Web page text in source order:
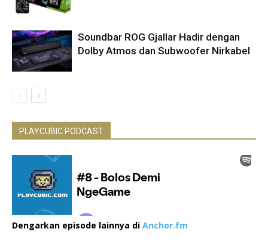
Soundbar ROG Gjallar Hadir dengan
Dolby Atmos dan Subwoofer Nirkabel
PLAYCUBIC PODCAST
Dengarkan episode lainnya di Anchor.fm